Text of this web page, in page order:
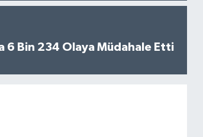
6 Bin 234 Olaya Müdahale Etti